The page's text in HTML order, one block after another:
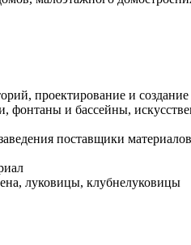
проектирование и
и бассейны,
поставщики
луковицы, клубнелуковицы